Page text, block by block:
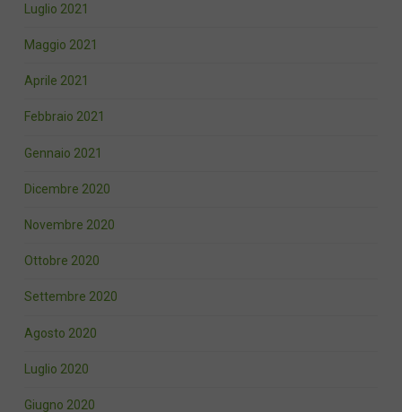
Luglio 2021
Maggio 2021
Aprile 2021
Febbraio 2021
Gennaio 2021
Dicembre 2020
Novembre 2020
Ottobre 2020
Settembre 2020
Agosto 2020
Luglio 2020
Giugno 2020